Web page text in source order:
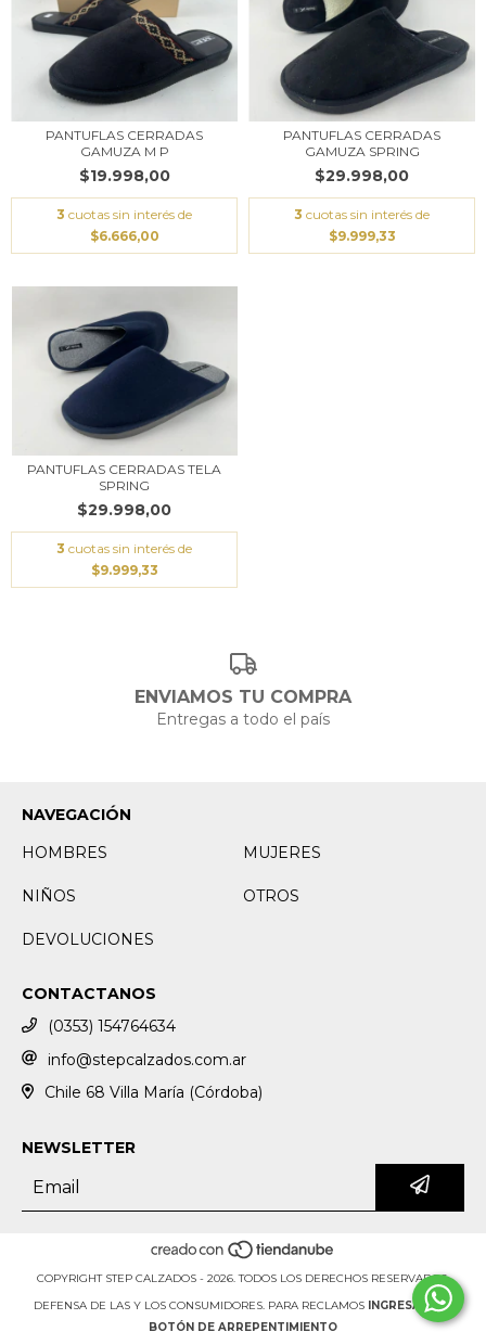
PANTUFLAS CERRADAS
GAMUZA M P
$19.998,00
3 cuotas sin interés de
$6.666,00
PANTUFLAS CERRADAS
GAMUZA SPRING
$29.998,00
3 cuotas sin interés de
$9.999,33
PANTUFLAS CERRADAS TELA
SPRING
$29.998,00
3 cuotas sin interés de
$9.999,33
ENVIAMOS TU COMPRA
Entregas a todo el país
NAVEGACIÓN
HOMBRES
MUJERES
NIÑOS OTROS
DEVOLUCIONES
CONTACTANOS
(0353) 154764634
info@stepcalzados.com.ar
Chile 68 Villa María (Córdoba)
NEWSLETTER
COPYRIGHT STEP CALZADOS - 2026. TODOS LOS DERECHOS RESERVADOS.
DEFENSA DE LAS Y LOS CONSUMIDORES. PARA RECLAMOS INGRESÁ ACÁ.
BOTÓN DE ARREPENTIMIENTO